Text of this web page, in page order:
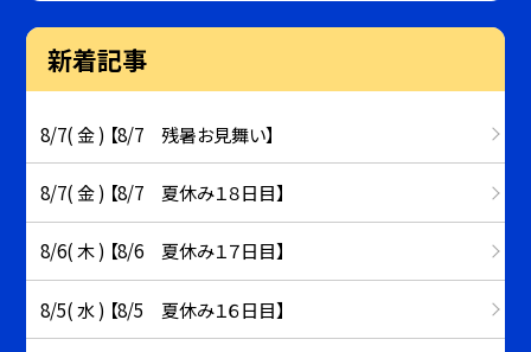
新着記事
8/7( 金 ) 【8/7 残暑お見舞い】
8/7( 金 ) 【8/7 夏休み１８日目】
8/6( 木 ) 【8/6 夏休み１７日目】
8/5( 水 ) 【8/5 夏休み１６日目】